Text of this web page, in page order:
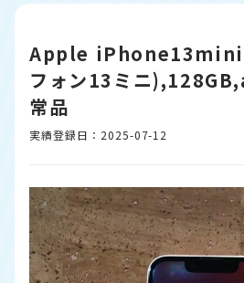
Apple iPhone13mini(
フォン13ミニ
常品
実績登録日：2025-07-12